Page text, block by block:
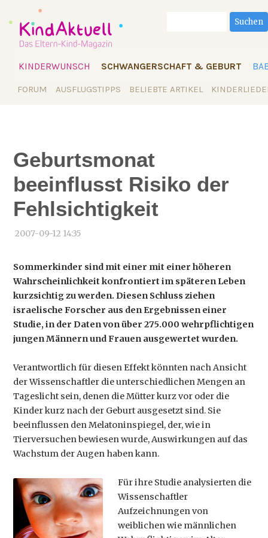
überspringen
KINDERWUNSCH SCHWANGERSCHAFT & GEBURT
Navigation
FORUM AUSFLUGSTIPPS BELIEBTE ARTIKEL
Suchen
Geburtsmonat
beeinflusst Risiko der
Fehlsichtigkeit
2007-09-12 14:35
Sommerkinder sind mit einer mit einer höheren
Wahrscheinlichkeit konfrontiert im späteren Leben
kurzsichtig zu werden. Diesen Schluss ziehen
israelische Forscher aus den Ergebnissen einer
Studie, in der Daten von über 275.000 wehrpflichtigen
jungen Männern und Frauen ausgewertet wurden.
Verantwortlich für diesen Effekt könnten nach Ansicht
der Wissenschaftler die unterschiedlichen Mengen an
Tageslicht sein, denen die Mütter kurz vor oder die
Kinder kurz nach der Geburt ausgesetzt sind. Sie
beeinflussen den Melatoninspiegel, der, wie in
Tierversuchen bewiesen wurde, Auswirkungen auf das
Wachstum der Augen haben kann.
Für ihre Studie analysierten die
Wissenschaftler
Aufzeichnungen von
weiblichen wie männlichen